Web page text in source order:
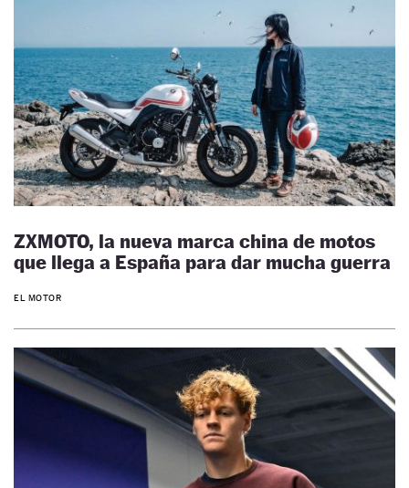
ZXMOTO, la nueva marca china de motos
que llega a España para dar mucha guerra
EL MOTOR